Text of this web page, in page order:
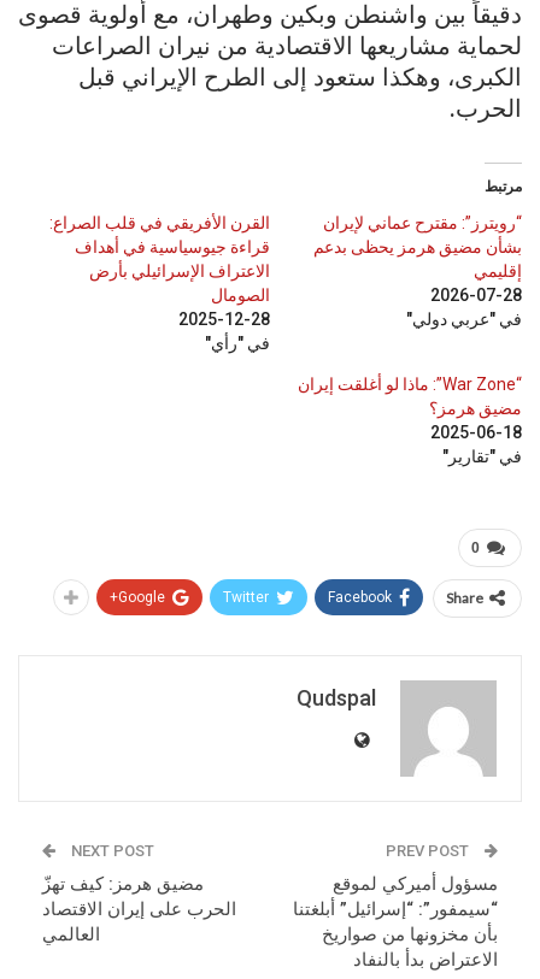
دقيقاً بين واشنطن وبكين وطهران، مع أولوية قصوى
لحماية مشاريعها الاقتصادية من نيران الصراعات
الكبرى، وهكذا ستعود إلى الطرح الإيراني قبل
الحرب.
مرتبط
“رويترز”: مقترح عماني لإيران
بشأن مضيق هرمز يحظى بدعم
إقليمي
2026-07-28
في "عربي دولي"
القرن الأفريقي في قلب الصراع:
قراءة جيوسياسية في أهداف
الاعتراف الإسرائيلي بأرض
الصومال
2025-12-28
في "رأي"
“War Zone”: ماذا لو أغلقت إيران
مضيق هرمز؟
2025-06-18
في "تقارير"
0
Share
Facebook
Twitter
Google+
Qudspal
مسؤول أميركي لموقع
“سيمفور”: “إسرائيل” أبلغتنا
بأن مخزونها من صواريخ
الاعتراض بدأ بالنفاد
NEXT POST
مضيق هرمز: كيف تهزّ
الحرب على إيران الاقتصاد
العالمي